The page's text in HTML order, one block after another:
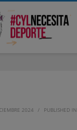
2024 / PUBLISHED IN